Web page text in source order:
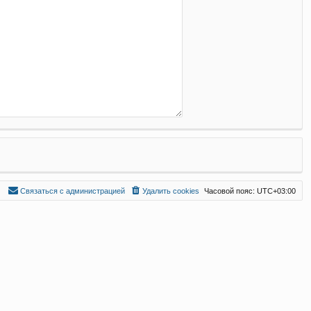
Часовой пояс: UTC+03:00
Удалить cookies
Связаться с администрацией